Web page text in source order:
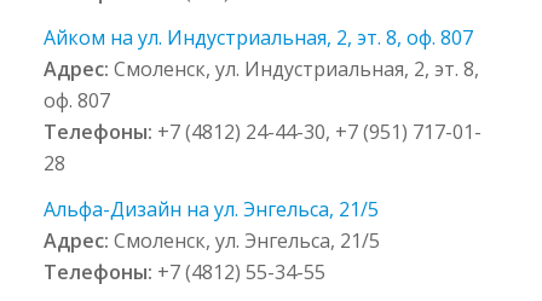
Айком на ул. Индустриальная, 2, эт. 8, оф. 807
Адрес:Смоленск, ул. Индустриальная, 2, эт. 8,
оф. 807
Телефоны: +7 (4812) 24-44-30, +7 (951) 717-01-
28
Альфа-Дизайн на ул. Энгельса, 21/5
Адрес:Смоленск, ул. Энгельса, 21/5
Телефоны: +7 (4812) 55-34-55